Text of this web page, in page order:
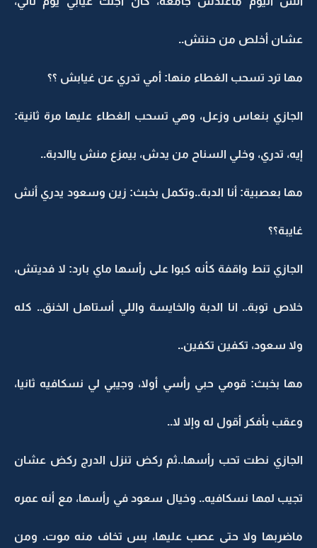
عشان أخلص من حنتش..
مها ترد تسحب الغطاء منها: أمي تدري عن غيابش ؟؟
الجازي بنعاس وزعل، وهي تسحب الغطاء عليها مرة ثانية:
إيه، تدري، وخلي السناح من يدش، بيمزع منش ياالدبة..
مها بعصبية: أنا الدبة..وتكمل بخبث: زين وسعود يدري أنش
غايبة؟؟
الجازي تنط واقفة كأنه كبوا على رأسها ماي بارد: لا فديتش،
خلاص توبة.. انا الدبة والخايسة واللي أستاهل الخنق.. كله
ولا سعود، تكفين تكفين..
مها بخبث: قومي حبي رأسي أولا، وجيبي لي نسكافيه ثانيا،
وعقب بأفكر أقول له وإلا لا..
الجازي نطت تحب رأسها..ثم ركض تنزل الدرج ركض عشان
تجيب لمها نسكافيه.. وخيال سعود في رأسها، مع أنه عمره
ماضربها ولا حتى عصب عليها، بس تخاف منه موت. ومن